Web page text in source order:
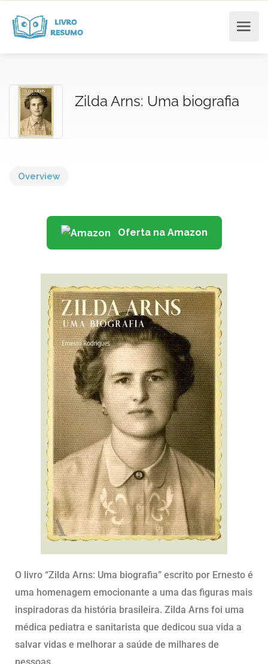
Zilda Arns: Uma biografia
Overview
Oferta na Amazon
O livro “Zilda Arns: Uma biografia” escrito por Ernesto é
uma homenagem emocionante a uma das figuras mais
inspiradoras da história brasileira. Zilda Arns foi uma
médica pediatra e sanitarista que dedicou sua vida a
salvar vidas e melhorar a saúde de milhares de